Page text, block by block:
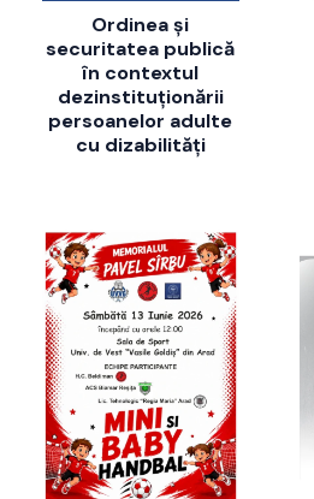
Ordinea și
securitatea publică
în contextul
dezinstituționării
persoanelor adulte
cu dizabilități